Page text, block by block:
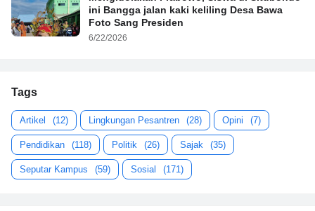
ini Bangga jalan kaki keliling Desa Bawa
Foto Sang Presiden
6/22/2026
Tags
Artikel (12) Lingkungan Pesantren (28) Opini (7)
Pendidikan (118) Politik (26) Sajak (35)
Seputar Kampus (59) Sosial (171)